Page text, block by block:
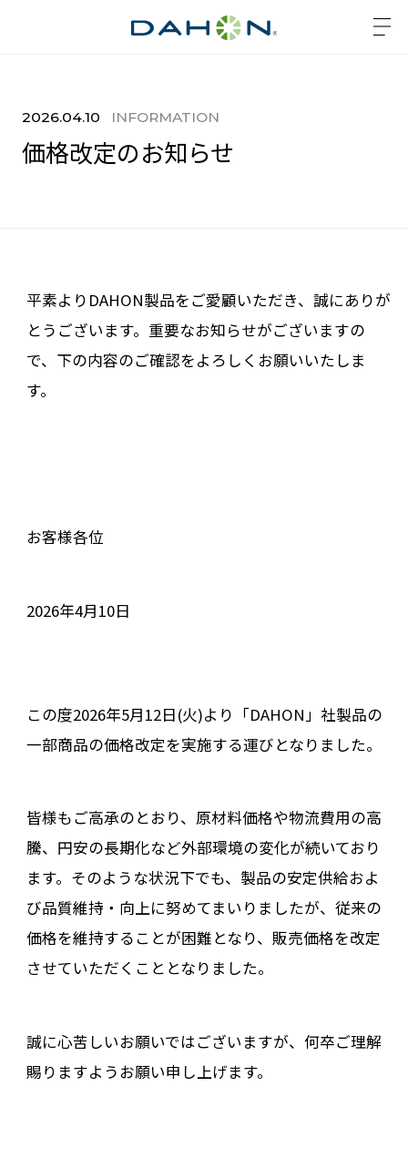
2026.04.10 INFORMATION
価格改定のお知らせ
平素よりDAHON製品をご愛顧いただき、誠にありが
とうございます。重要なお知らせがございますの
で、下の内容のご確認をよろしくお願いいたしま
す。
お客様各位
2026年4月10日
この度2026年5月12日(火)より「DAHON」社製品の
一部商品の価格改定を実施する運びとなりました。
皆様もご高承のとおり、原材料価格や物流費用の高
騰、円安の長期化など外部環境の変化が続いており
ます。そのような状況下でも、製品の安定供給およ
び品質維持・向上に努めてまいりましたが、従来の
価格を維持することが困難となり、販売価格を改定
させていただくこととなりました。
誠に心苦しいお願いではございますが、何卒ご理解
賜りますようお願い申し上げます。